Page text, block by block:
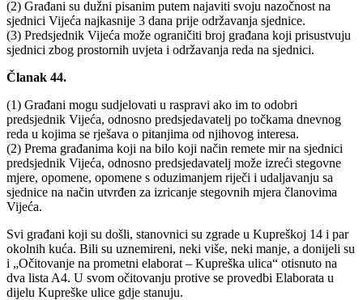
(2) Građani su dužni pisanim putem najaviti svoju nazočnost na
sjednici Vijeća najkasnije 3 dana prije održavanja sjednice.
(3) Predsjednik Vijeća može ograničiti broj građana koji prisustvuju
sjednici zbog prostornih uvjeta i održavanja reda na sjednici.
Članak 44.
(1) Građani mogu sudjelovati u raspravi ako im to odobri
predsjednik Vijeća, odnosno predsjedavatelj po točkama dnevnog
reda u kojima se rješava o pitanjima od njihovog interesa.
(2) Prema građanima koji na bilo koji način remete mir na sjednici
predsjednik Vijeća, odnosno predsjedavatelj može izreći stegovne
mjere, opomene, opomene s oduzimanjem riječi i udaljavanju sa
sjednice na način utvrđen za izricanje stegovnih mjera članovima
Vijeća.
Svi građani koji su došli, stanovnici su zgrade u Kupreškoj 14 i par
okolnih kuća. Bili su uznemireni, neki više, neki manje, a donijeli su
i „Očitovanje na prometni elaborat – Kupreška ulica“ otisnuto na
dva lista A4. U svom očitovanju protive se provedbi Elaborata u
dijelu Kupreške ulice gdje stanuju.